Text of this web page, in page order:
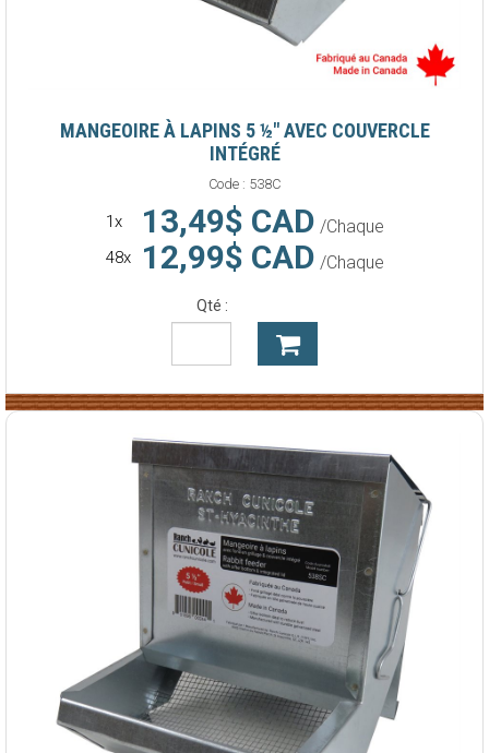
MANGEOIRE À LAPINS 5 ½" AVEC COUVERCLE
INTÉGRÉ
Code : 538C
1x 13,49$ CAD /Chaque
48x 12,99$ CAD /Chaque
Qté :